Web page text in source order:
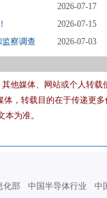
2026-07-17
2026-07-15
监察调查 2026-07-03
他媒体、网站或个人转
，转载目的在于传递更
为准。
化部 中国半导体行业 中